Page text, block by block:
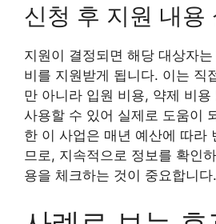
신청 후 지원 내용
지원이 결정되면 해당 대상자
비를 지원받게 됩니다. 이는 직
만 아니라 입원 비용, 약제 비용
사용할 수 있어 실제로 도움이
한 이 사업은 매년 예산에 따라
므로, 지속적으로 정보를 확인
용을 체크하는 것이 중요합니다.